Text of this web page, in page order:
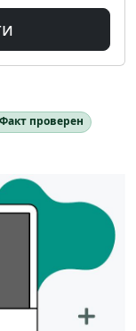
Факт проверен